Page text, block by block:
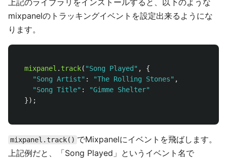
上記のライブラリをインストールすると、以下のような
mixpanelのトラッキングイベントを設定出来るようにな
ります。
mixpanel . track( "Song Played " ,
{
"Song Artist" : "The Rolling Stones" ,
"Song Title" : "Gimme Shelter"
});
mixpanel.track() でMixpanelにイベントを飛ばします。
上記例だと、「Song Played」というイベント名で